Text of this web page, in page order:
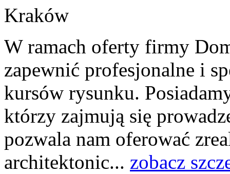
W ramach oferty firmy
zapewnić profesjonalne i
kursów rysunku.
którzy zajmują się
pozwala nam oferować
architektonic... zobacz